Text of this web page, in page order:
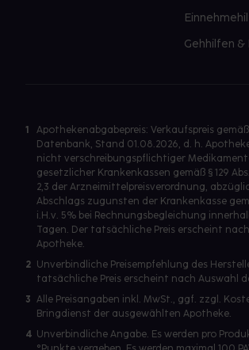
Gehhilfen
1
Apothekenabgabepreis: Verkaufspreis gemäß
Datenbank, Stand 01.08.2026, d. h.
nicht verschreibungspflichtiger
gesetzlicher Krankenkassen gemäß § 129 Abs.
2,3 der Arzneimittelpreisverordnung,
Abschlags zugunsten der Krankenkasse
i.H.v. 5% bei Rechnungsbegleichung
Tagen. Der tatsächliche Preis erscheint
Apotheke.
2 Unverbindliche Preisempfehlung des
tatsächliche Preis erscheint nach Auswahl
3 Alle Preisangaben inkl. MwSt., ggf. zzgl.
Bringdienst der ausgewählten Apotheke.
4 Unverbindliche Angabe. Es werden pro